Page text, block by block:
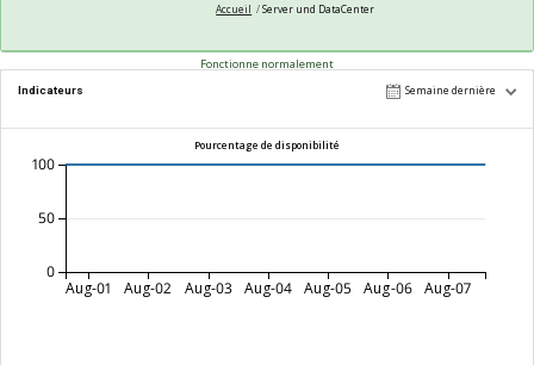
Accueil Server und DataCenter
Fonctionne normalement
Indicateurs Semaine dernière
Pourcentage de disponibilité
Aug-01 Aug-02 Aug-03 Aug-04 Aug-05 Aug-06 Aug-07
0
50
100